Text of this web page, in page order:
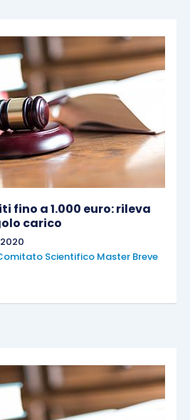
fino a 1.000 euro: rileva
carico
Scientifico Master Breve